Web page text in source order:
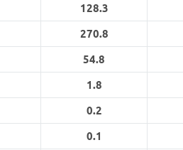
128.3
270.8
54.8
1.8
0.2
0.1